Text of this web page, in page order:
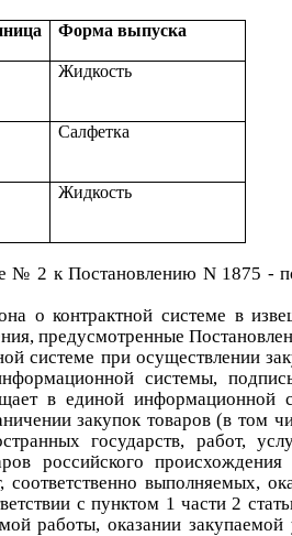
Форма выпуска
Жидкость
Салфетка
Жидкость
№ 2 к Постановлению N 1875 -
о контрактной системе в
предусмотренные
системе при осуществлении
системы,
в единой информационной
закупок товаров (в том
государств, работ,
российского
соответственно выполняемых,
с пунктом 1 части 2
работы, оказании